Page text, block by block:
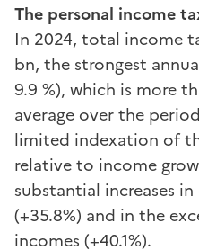
The personal income
In 2024, total income
bn, the strongest
9.9 %), which is more
average over the
limited indexation of
relative to income
substantial increases
(+35.8%) and in the
incomes (+40.1%).